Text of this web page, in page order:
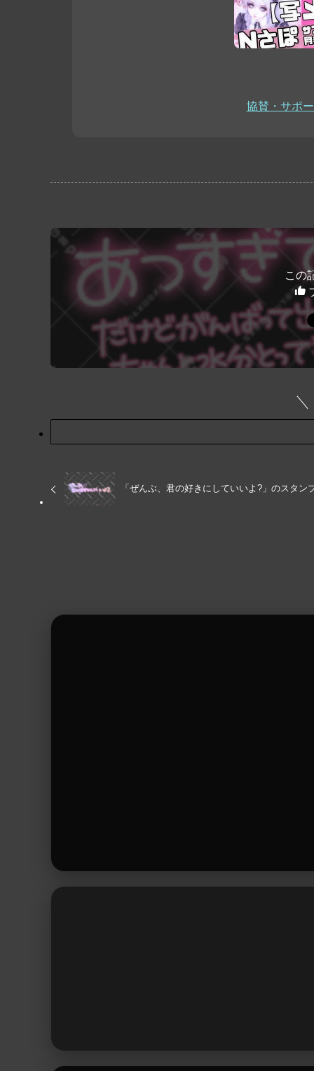
協賛・サポ
この
「ぜんぶ、君の好きにしていいよ?」のスタン